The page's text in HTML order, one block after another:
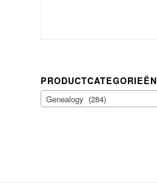
PRODUCTCATEGORIEËN
Genealogy (284)